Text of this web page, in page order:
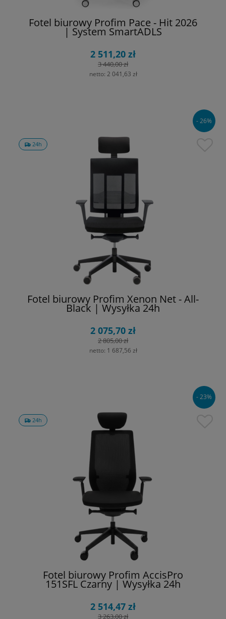
Fotel biurowy Profim Pace - Hit 2026
| System SmartADLS
2 511,20 zł
3 440,00 zł
netto: 2 041,63 zł
24h
Fotel biurowy Profim Xenon Net - All-
Black | Wysyłka 24h
2 075,70 zł
2 805,00 zł
netto: 1 687,56 zł
- 26%
24h
Fotel biurowy Profim AccisPro
151SFL Czarny | Wysyłka 24h
2 514,47 zł
3 263,00 zł
- 23%